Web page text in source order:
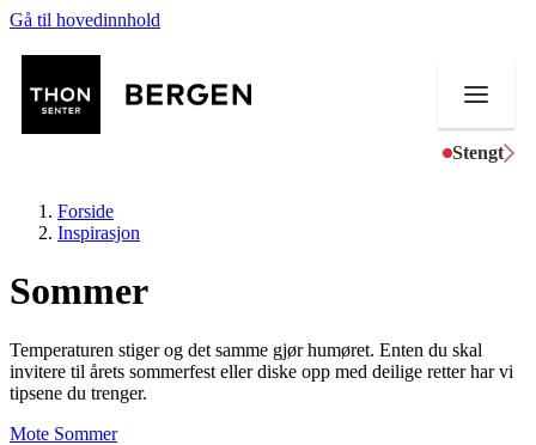
Gå til hovedinnhold
Stengt
Mat og drikke
Helse
Forside
Inspirasjon
Sommer
Temperaturen stiger og det samme gjør humøret. Enten du skal
invitere til årets sommerfest eller diske opp med deilige retter har vi
tipsene du trenger.
Mote Sommer